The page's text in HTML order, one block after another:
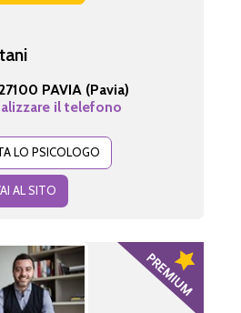
PAVIA (Pavia)
il telefono
LO PSICOLOGO
AL SITO